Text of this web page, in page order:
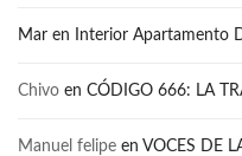
Mar en Interior Apartamento
Chivo en CÓDIGO 666: LA
Manuel felipe en VOCES DE